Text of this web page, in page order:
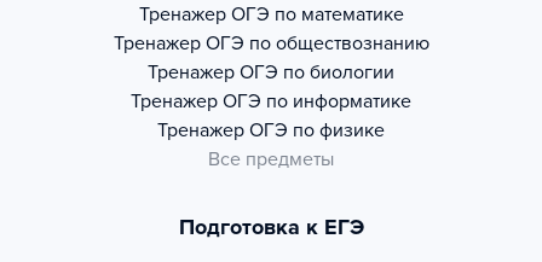
Тренажер ОГЭ по математике
Тренажер ОГЭ по обществознанию
Тренажер ОГЭ по биологии
Тренажер ОГЭ по информатике
Тренажер ОГЭ по физике
Все предметы
Подготовка к ЕГЭ